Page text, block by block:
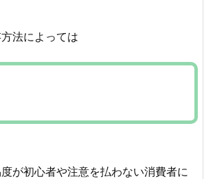
法によっては
が初心者や注意を払わない消費者に